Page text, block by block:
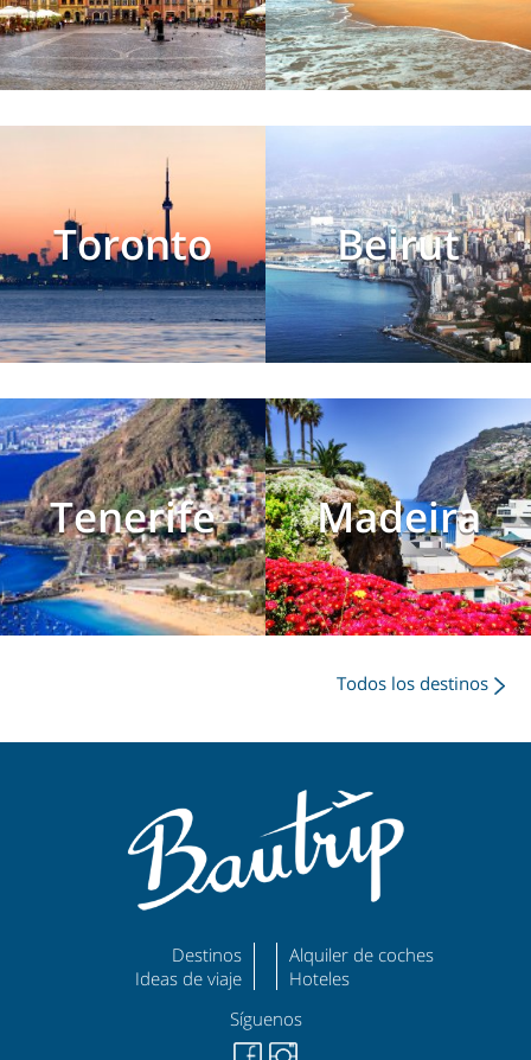
Toronto Beirut
Tenerife Madeira
Todos los destinos
Destinos
Ideas de viaje
Alquiler de coches
Hoteles
Síguenos